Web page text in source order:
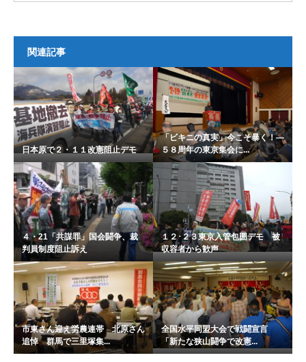
関連記事
日本原で２・１１改憲阻止デモ
「ビキニの真実」今こそ暴く！―
５８周年の東京集会に...
４・21「共謀罪」国会闘争、裁
判員制度阻止訴え
１２･２３東京入管包囲デモ 被
収容者から歓声
市東さん迎え労農連帯 北原さん
追悼 群馬で三里塚集...
全国水平同盟大会で戦闘宣言
「新たな狭山闘争で改憲...